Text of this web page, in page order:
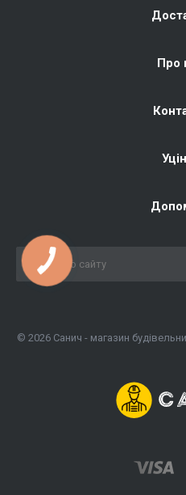
Про
© 2026 Санич - магазин
КНОПКА
ЗВ'ЯЗКУ